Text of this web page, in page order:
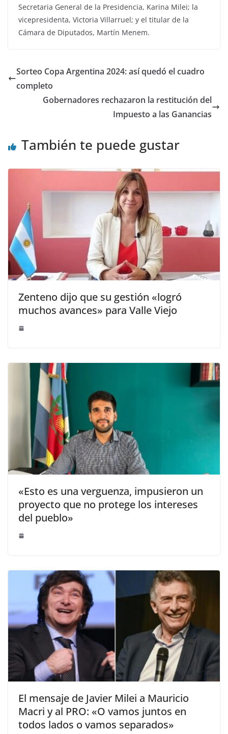
Secretaria General de la Presidencia, Karina Milei; la
vicepresidenta, Victoria Villarruel; y el titular de la
Cámara de Diputados, Martín Menem.
Sorteo Copa Argentina 2024: así quedó el cuadro
completo
Gobernadores rechazaron la restitución del
Impuesto a las Ganancias
También te puede gustar
Zenteno dijo que su gestión «logró
muchos avances» para Valle Viejo
«Esto es una verguenza, impusieron un
proyecto que no protege los intereses
del pueblo»
El mensaje de Javier Milei a Mauricio
Macri y al PRO: «O vamos juntos en
todos lados o vamos separados»